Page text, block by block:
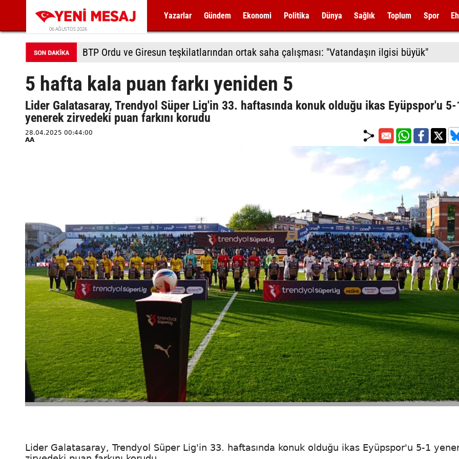
06 AĞUSTOS 2026
Yazarlar Gündem Ekonomi Politika Dünya Sağlık Toplum Spor
BTP Ordu ve Giresun teşkilatlarından ortak saha çalışması: "Vatandaşın ilgisi büyük"
5 hafta kala puan farkı yeniden 5
Lider Galatasaray, Trendyol Süper Lig'in 33. haftasında konuk olduğu ikas Eyüpspor'u
yenerek zirvedeki puan farkını korudu
28.04.2025 00:44:00
AA
Lider Galatasaray, Trendyol Süper Lig'in 33. haftasında konuk olduğu ikas Eyüpspor'u 5-1